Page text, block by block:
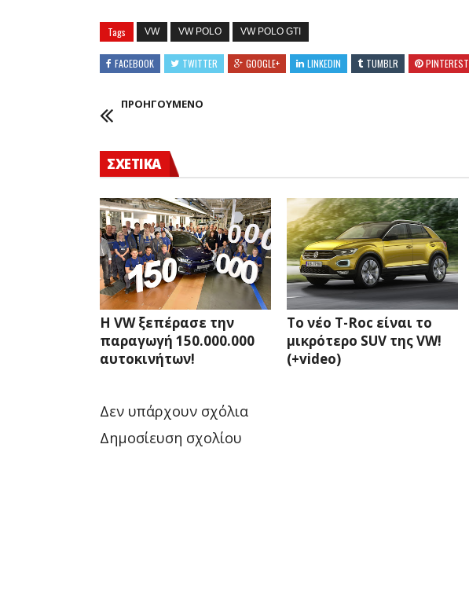
Tags VW VW POLO VW POLO GTI
FACEBOOK TWITTER GOOGLE+ LINKEDIN TUMBLR PINTEREST
ΠΡΟΗΓΟΥΜΕΝΟ
ΣΧΕΤΙΚΑ
Η VW ξεπέρασε την
παραγωγή 150.000.000
αυτοκινήτων!
Το νέο T-Roc είναι το
μικρότερο SUV της VW!
(+video)
Δεν υπάρχουν σχόλια
Δημοσίευση σχολίου